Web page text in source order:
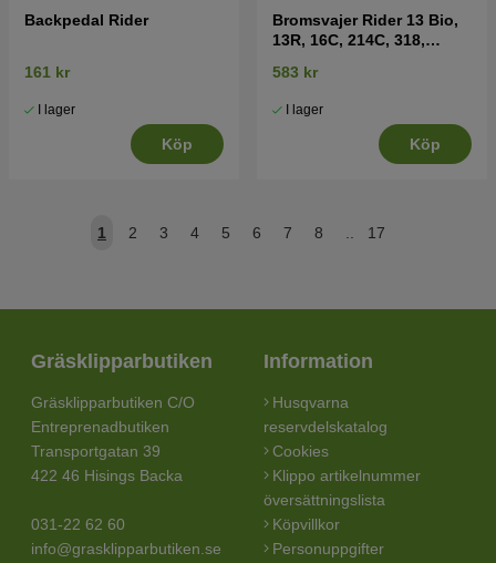
Backpedal Rider
161 kr
I lager
Köp
Bromsvajer Rider 13 Bio,
13R, 16C, 214C, 318,
583 kr
I lager
Köp
1 2 3 4 5 6 7 8 .. 17
Gräsklipparbutiken
Gräsklipparbutiken C/O
Entreprenadbutiken
Transportgatan 39
422 46 Hisings Backa
031-22 62 60
info@grasklipparbutiken.se
Information
Husqvarna
reservdelskatalog
Cookies
Klippo artikelnummer
översättningslista
Köpvillkor
Personuppgifter